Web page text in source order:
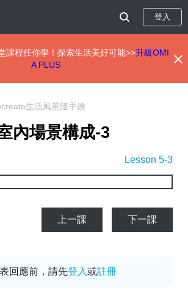
登入
課程任你學！探索生活美好可能>>升級OMI
A PLUS
生活風景隨手繪
內場景構成-3
Lesson 5-3
上一課 下一課
回應前，請先登入或註冊